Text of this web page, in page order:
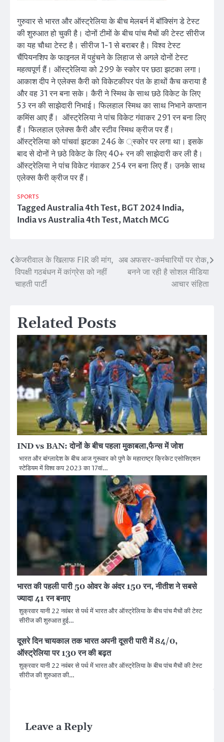
गुरुवार से भारत और ऑस्ट्रेलिया के बीच मेलबर्न में बॉक्सिंग डे टेस्ट
की शुरुआत हो चुकी है। दोनों टीमों के बीच पांच मैचों की टेस्ट सीरीज
का यह चौथा टेस्ट है। सीरीज 1-1 से बराबर है। विश्व टेस्ट
चैंपियनशिप के फाइनल में पहुंचने के लिहाज से अगले दोनों टेस्ट
महत्वपूर्ण हैं। ऑस्ट्रेलिया को 299 के स्कोर पर छठा झटका लगा।
आकाश दीप ने एलेक्स कैरी को विकेटकीपर पंत के हाथों कैच कराया है
और वह 31 रन बना सके। कैरी ने स्मिथ के साथ छठे विकेट के लिए
53 रन की साझेदारी निभाई। फिलहाल स्मिथ का साथ निभाने कप्तान
कमिंस आए हैं। ऑस्ट्रेलिया ने पांच विकेट गंवाकर 291 रन बना लिए
हैं। फिलहाल एलेक्स कैरी और स्टीव स्मिथ क्रीज पर हैं।
ऑस्ट्रेलिया को पांचवां झटका 246 के ्स्कोर पर लगा था। इसके
बाद से दोनों ने छठे विकेट के लिए 40+ रन की साझेदारी कर ली है।
ऑस्ट्रेलिया ने पांच विकेट गंवाकर 254 रन बना लिए हैं। उनके साथ
एलेक्स कैरी क्रीज पर हैं।
SPORTS
TaggedAustralia 4th Test,BGT 2024 India,
India vs Australia 4th Test,Match MCG
Post
navigation
केजरीवाल के खिलाफ FIR की मांग,
विपक्षी गठबंधन में कांग्रेस को नहीं
चाहती पार्टी
अब अफसर-कर्मचारियों पर रोक,
बनने जा रही है सोशल मीडिया
आचार संहिता
Related Posts
IND vs BAN: दोनों के बीच पहला मुकाबला,फैन्स में जोश
भारत और बांग्लादेश के बीच आज गुरूवार को पुणे के महाराष्ट्र क्रिकेट एसोसिएशन
स्टेडियम में विश्व कप 2023 का 17वां…
भारत की पहली पारी 50 ओवर के अंदर 150 रन, नीतीश ने सबसे
ज्यादा 41 रन बनाए
शुक्रवार यानी 22 नवंबर से पर्थ में भारत और ऑस्ट्रेलिया के बीच पांच मैचों की टेस्ट
सीरीज की शुरुआत हुई…
दूसरे दिन चायकाल तक भारत अपनी दूसरी पारी में 84/0,
ऑस्ट्रेलिया पर 130 रन की बढ़त
शुक्रवार यानी 22 नवंबर से पर्थ में भारत और ऑस्ट्रेलिया के बीच पांच मैचों की टेस्ट
सीरीज की शुरुआत की…
Leave a Reply